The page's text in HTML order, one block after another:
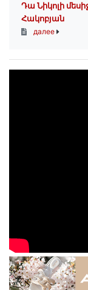
Դա Նիկոլի
Հակոբյան
далее